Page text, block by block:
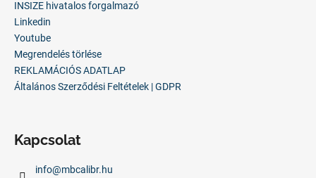
INSIZE hivatalos forgalmazó
Linkedin
Youtube
Megrendelés törlése
REKLAMÁCIÓS ADATLAP
Általános Szerződési Feltételek | GDPR
Kapcsolat
info@mbcalibr.hu